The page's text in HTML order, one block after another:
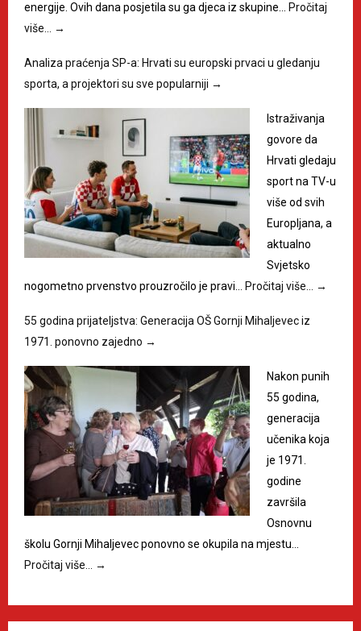
energije. Ovih dana posjetila su ga djeca iz skupine… Pročitaj
više… →
Analiza praćenja SP-a: Hrvati su europski prvaci u gledanju
sporta, a projektori su sve popularniji →
​Istraživanja
govore da
Hrvati gledaju
sport na TV-u
više od svih
Europljana, a
aktualno
Svjetsko
nogometno prvenstvo prouzročilo je pravi… Pročitaj više… →
55 godina prijateljstva: Generacija OŠ Gornji Mihaljevec iz
1971. ponovno zajedno →
Nakon punih
55 godina,
generacija
učenika koja
je 1971.
godine
završila
Osnovnu
školu Gornji Mihaljevec ponovno se okupila na mjestu…
Pročitaj više… →